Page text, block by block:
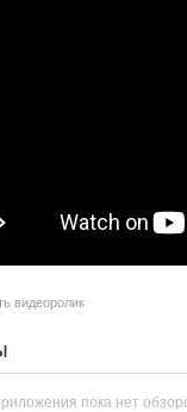
видеоролик
пока нет